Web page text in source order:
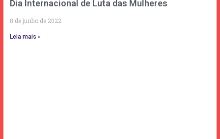
Dia Internacional de Luta das Mulheres
8 de junho de 2022
Leia mais »